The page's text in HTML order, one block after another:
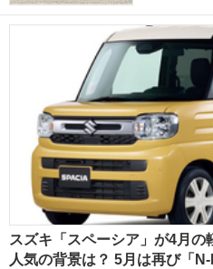
スズキ「スペーシア」が4月の
人気の背景は？ 5月は再び「